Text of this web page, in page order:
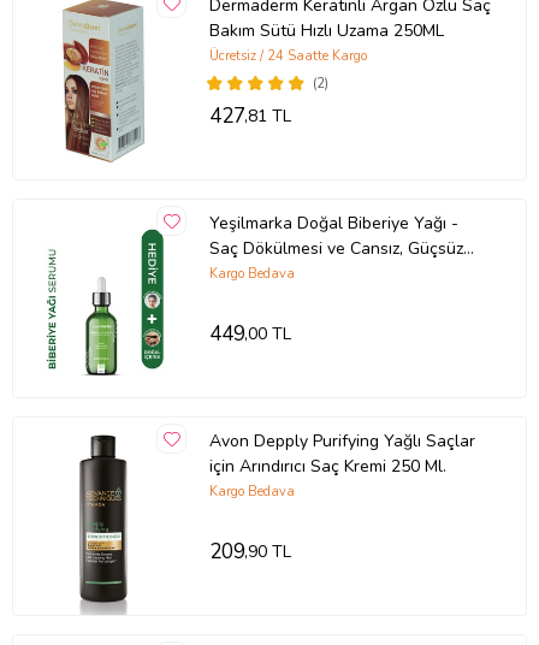
keratin bakımı, evde keratin nasıl yapılır, evde keratin bakımı nasıl
yapılır, evde keratin bakımı yapanlar, evde keratin yapımı, evde
keratin düzleştirme nasıl yapılır, evde keratin bakım seti, evde
keratin bakımı için en iyi marka, evde keratin saç bakımı nasıl yapılır,
evde keratin nasıl uygulanır,
Ürün Kodu:kcm74325020
Dermaderm Keratinli Argan Özlü Saç
Bakım Sütü Hızlı Uzama 250ML
(2)
Ücretsiz / 24 Saatte Kargo
427,81 TL
Yeşilmarka Doğal Biberiye Yağı -
Saç Dökülmesi ve Cansız, Güçsüz
Saçlar İçin Saç Bakımı Serumu 50 ml
Kargo Bedava
449,00 TL
Avon Depply Purifying Yağlı Saçlar
için Arındırıcı Saç Kremi 250 Ml.
Kargo Bedava
209,90 TL